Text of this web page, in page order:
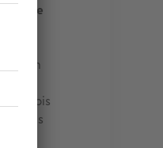
à
à
en
à la fois
la plus